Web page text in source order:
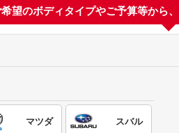
円のクルマを見る
望のボディタイプやご予算等から、
マツダ スバル